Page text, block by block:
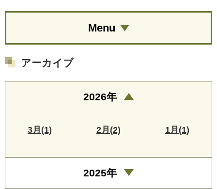
Menu
アーカイブ
2026年
3月(1) 2月(2) 1月(1)
2025年